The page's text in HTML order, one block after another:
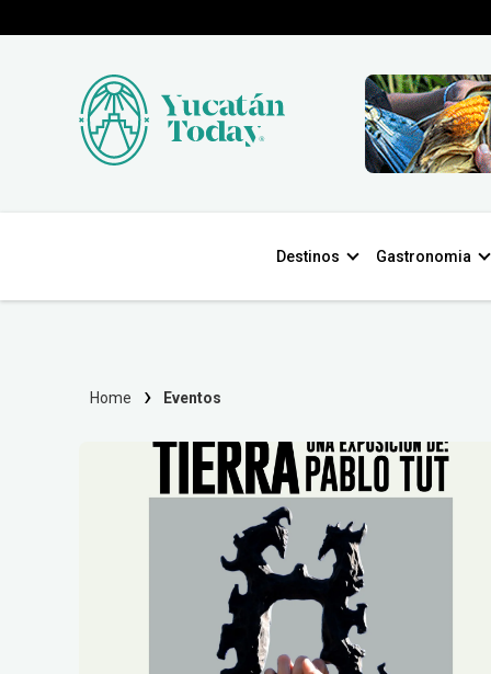
Destinos Gastronomia
Home Eventos